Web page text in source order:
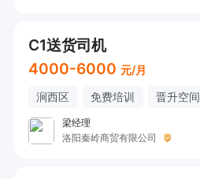
C1送货司机
4000-6000 元/月
涧西区 免费培训 晋升空间
梁经理
洛阳秦岭商贸有限公司